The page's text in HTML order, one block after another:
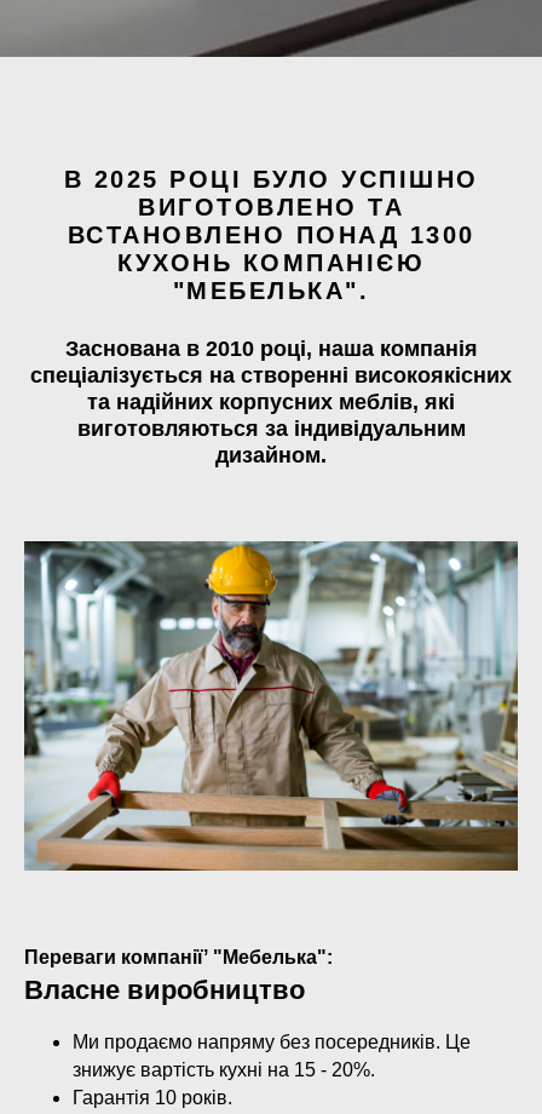
В 2025 РОЦІ БУЛО УСПІШНО
ВИГОТОВЛЕНО ТА
ВСТАНОВЛЕНО ПОНАД 1300
КУХОНЬ КОМПАНІЄЮ
"МЕБЕЛЬКА".
Заснована в 2010 році, наша компанія
спеціалізується на створенні високоякісних
та надійних корпусних меблів, які
виготовляються за індивідуальним
дизайном.
Переваги компаніїʼ "Мебелька":
Власне виробництво
Ми продаємо напряму без посередників. Це
знижує вартість кухні на 15 - 20%.
Гарантія 10 років.